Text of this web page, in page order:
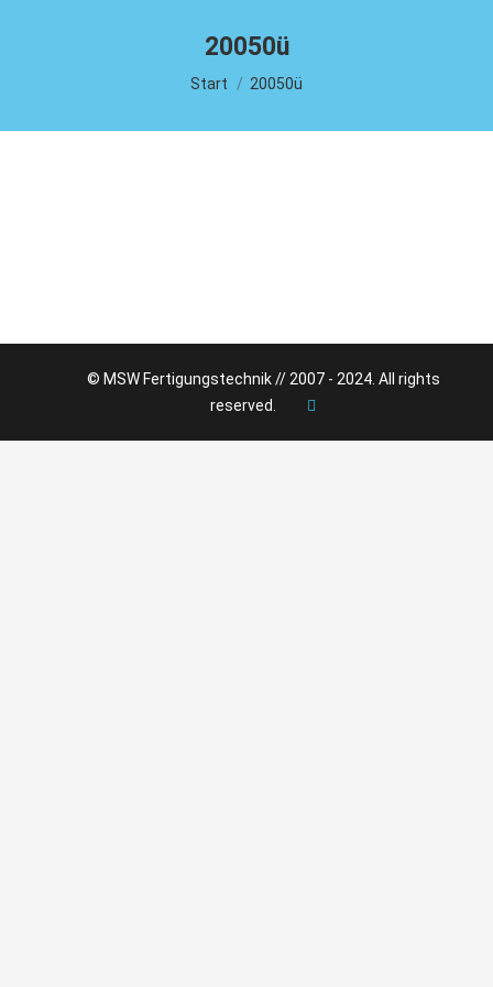
20050ü
Sie befinden sich hier:
Start 20050ü
© MSW Fertigungstechnik // 2007 - 2024. All rights
reserved.